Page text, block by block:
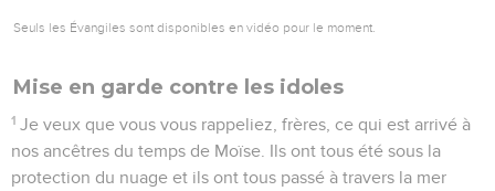
Seuls les Évangiles sont disponibles en vidéo pour le moment.
Mise en garde contre les idoles
1 Je veux que vous vous rappeliez, frères, ce qui est arrivé à
nos ancêtres du temps de Moïse. Ils ont tous été sous la
protection du nuage et ils ont tous passé à travers la mer